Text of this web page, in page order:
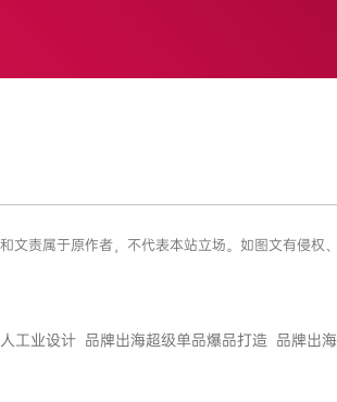
责属于原作者，不代表本站立场。如图文有侵
工业设计 品牌出海超级单品爆品打造 品牌出